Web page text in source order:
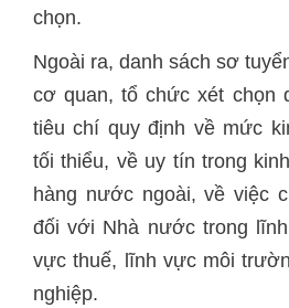
chọn.
Ngoài ra, danh sách sơ
cơ quan, tổ chức xét chọn
tiêu chí quy định về mức
tối thiểu, về uy tín trong
hàng nước ngoài, về việc
đối với Nhà nước trong
vực thuế, lĩnh vực môi
nghiệp.